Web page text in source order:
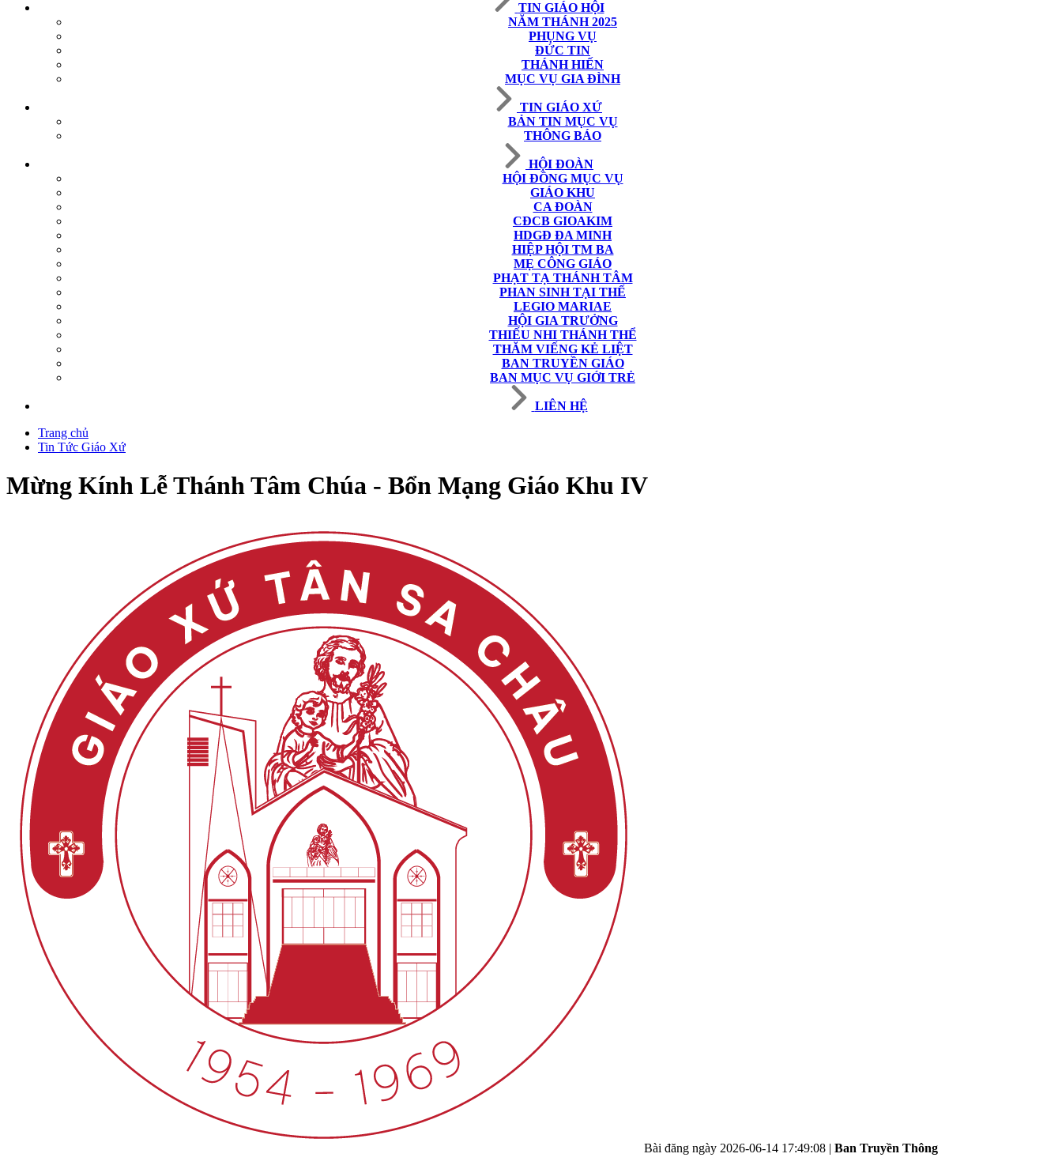
TIN GIÁO HỘI
NĂM THÁNH 2025
PHỤNG VỤ
ĐỨC TIN
THÁNH HIẾN
MỤC VỤ GIA ĐÌNH
TIN GIÁO XỨ
BẢN TIN MỤC VỤ
THÔNG BÁO
HỘI ĐOÀN
HỘI ĐỒNG MỤC VỤ
GIÁO KHU
CA ĐOÀN
CĐCB GIOAKIM
HDGĐ ĐA MINH
HIỆP HỘI TM BA
MẸ CÔNG GIÁO
PHẠT TẠ THÁNH TÂM
PHAN SINH TẠI THẾ
LEGIO MARIAE
HỘI GIA TRƯỞNG
THIẾU NHI THÁNH THỂ
THĂM VIẾNG KẺ LIỆT
BAN TRUYỀN GIÁO
BAN MỤC VỤ GIỚI TRẺ
LIÊN HỆ
Trang chủ
Tin Tức Giáo Xứ
Mừng Kính Lễ Thánh Tâm Chúa - Bổn Mạng Giáo Khu IV
Bài đăng ngày 2026-06-14 17:49:08 | Ban Truyền Thông